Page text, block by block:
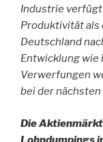
Industrie
Produktivität als
Deutschland
Entwicklung wie
Verwerfungen
bei der nächsten
Die